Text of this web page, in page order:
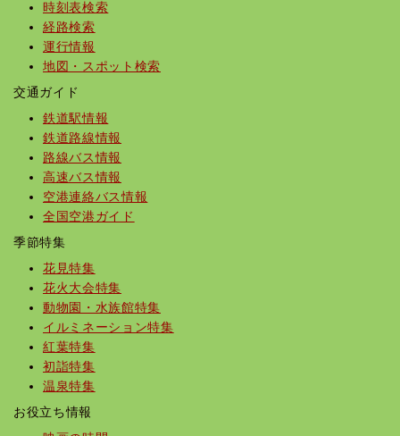
時刻表検索
経路検索
運行情報
地図・スポット検索
交通ガイド
鉄道駅情報
鉄道路線情報
路線バス情報
高速バス情報
空港連絡バス情報
全国空港ガイド
季節特集
花見特集
花火大会特集
動物園・水族館特集
イルミネーション特集
紅葉特集
初詣特集
温泉特集
お役立ち情報